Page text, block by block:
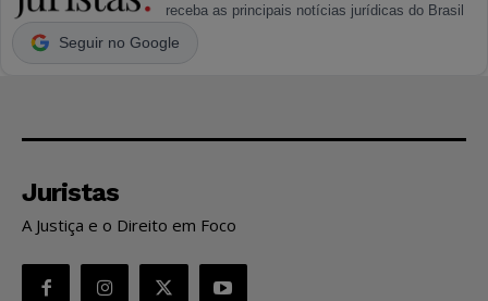
receba as principais notícias jurídicas do Brasil
Seguir no Google
Juristas
A Justiça e o Direito em Foco